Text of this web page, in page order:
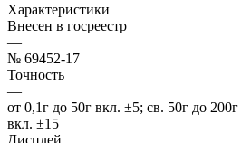
Характеристики
Внесен в госреестр
—
№ 69452-17
Точность
—
от 0,1г до 50г вкл. ±5; св. 50г до
вкл. ±15
Дисплей